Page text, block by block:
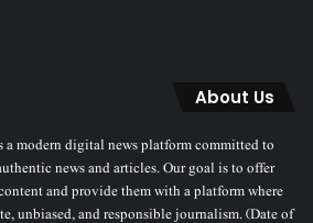
About Us
a modern digital news platform committed to
news and articles. Our goal is to offer
and provide them with a platform where
unbiased, and responsible journalism. (Date of